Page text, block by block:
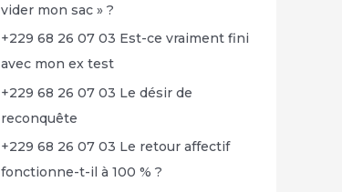
vider mon sac » ?
+229 68 26 07 03 Est-ce vraiment fini
avec mon ex test
+229 68 26 07 03 Le désir de
reconquête
+229 68 26 07 03 Le retour affectif
fonctionne-t-il à 100 % ?